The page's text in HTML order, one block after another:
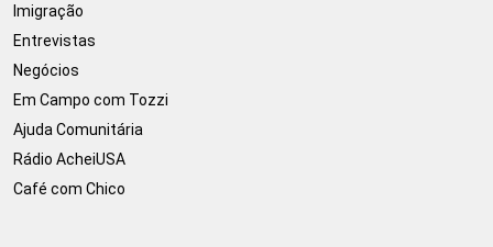
Imigração
Entrevistas
Negócios
Em Campo com Tozzi
Ajuda Comunitária
Rádio AcheiUSA
Café com Chico